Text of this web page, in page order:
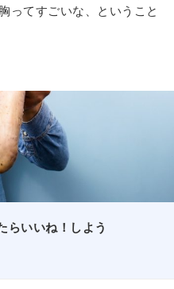
ってすごいな、ということ
らいいね！しよう